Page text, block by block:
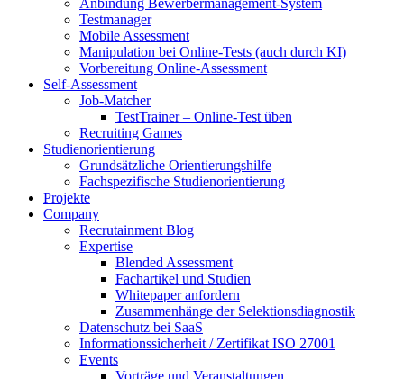
Anbindung Bewerbermanagement-System
Testmanager
Mobile Assessment
Manipulation bei Online-Tests (auch durch KI)
Vorbereitung Online-Assessment
Self-Assessment
Job-Matcher
TestTrainer – Online-Test üben
Recruiting Games
Studienorientierung
Grundsätzliche Orientierungshilfe
Fachspezifische Studienorientierung
Projekte
Company
Recrutainment Blog
Expertise
Blended Assessment
Fachartikel und Studien
Whitepaper anfordern
Zusammenhänge der Selektionsdiagnostik
Datenschutz bei SaaS
Informationssicherheit / Zertifikat ISO 27001
Events
Vorträge und Veranstaltungen